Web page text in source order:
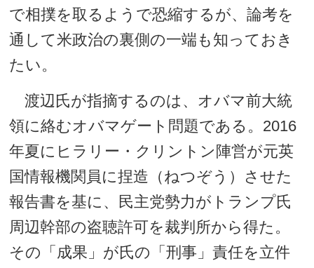
で相撲を取るようで恐縮するが、論考を
通して米政治の裏側の一端も知っておき
たい。
渡辺氏が指摘するのは、オバマ前大統
領に絡むオバマゲート問題である。2016
年夏にヒラリー・クリントン陣営が元英
国情報機関員に捏造（ねつぞう）させた
報告書を基に、民主党勢力がトランプ氏
周辺幹部の盗聴許可を裁判所から得た。
その「成果」が氏の「刑事」責任を立件